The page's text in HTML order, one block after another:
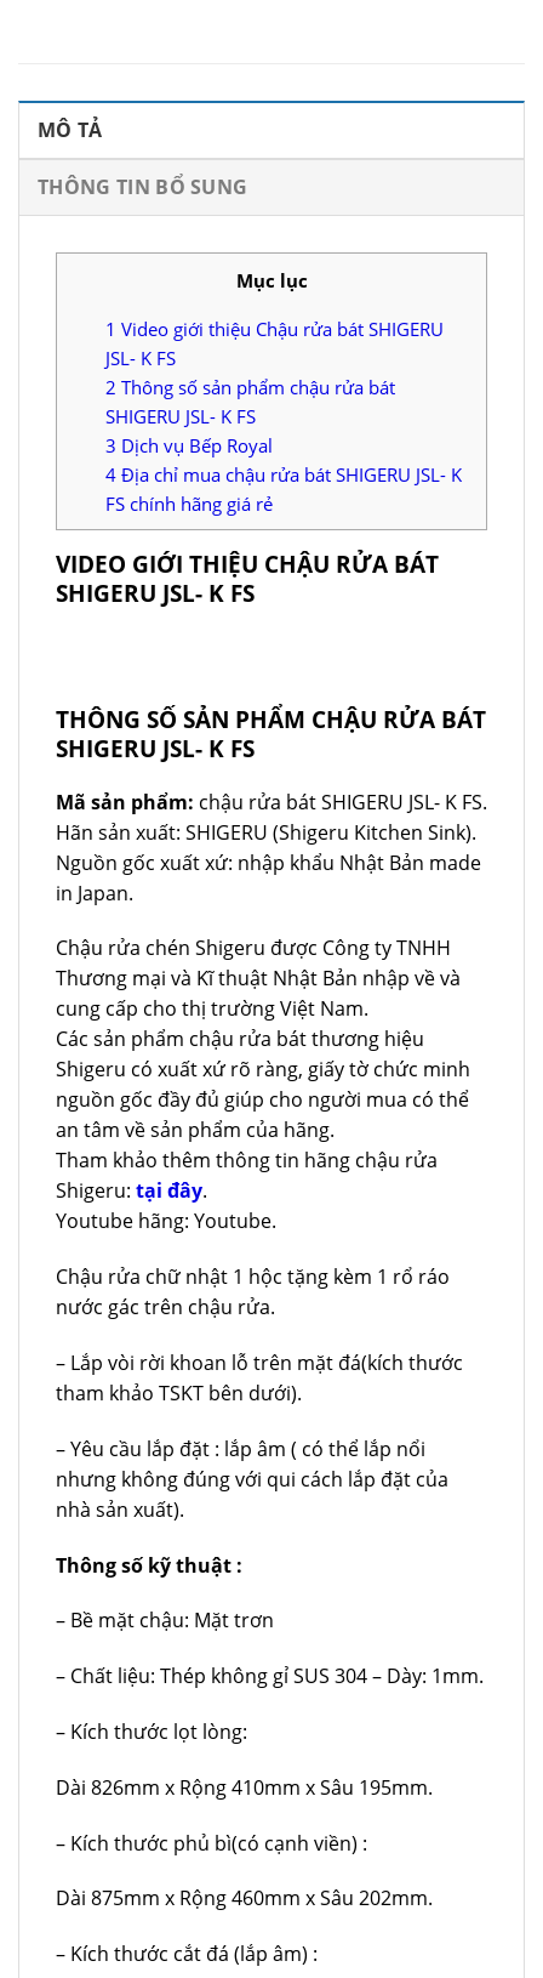
MÔ TẢ
THÔNG TIN BỔ SUNG
Mục lục
1 Video giới thiệu Chậu rửa bát SHIGERU
JSL- K FS
2 Thông số sản phẩm chậu rửa bát
SHIGERU JSL- K FS
3 Dịch vụ Bếp Royal
4 Địa chỉ mua chậu rửa bát SHIGERU JSL- K
FS chính hãng giá rẻ
VIDEO GIỚI THIỆU CHẬU RỬA BÁT
SHIGERU JSL- K FS
THÔNG SỐ SẢN PHẨM CHẬU RỬA BÁT
SHIGERU JSL- K FS
Mã sản phẩm: chậu rửa bát SHIGERU JSL- K FS.
Hãn sản xuất: SHIGERU (Shigeru Kitchen Sink).
Nguồn gốc xuất xứ: nhập khẩu Nhật Bản made
in Japan.
Chậu rửa chén Shigeru được Công ty TNHH
Thương mại và Kĩ thuật Nhật Bản nhập về và
cung cấp cho thị trường Việt Nam.
Các sản phẩm chậu rửa bát thương hiệu
Shigeru có xuất xứ rõ ràng, giấy tờ chức minh
nguồn gốc đầy đủ giúp cho người mua có thể
an tâm về sản phẩm của hãng.
Tham khảo thêm thông tin hãng chậu rửa
Shigeru: tại đây.
Youtube hãng: Youtube.
Chậu rửa chữ nhật 1 hộc tặng kèm 1 rổ ráo
nước gác trên chậu rửa.
– Lắp vòi rời khoan lỗ trên mặt đá(kích thước
tham khảo TSKT bên dưới).
– Yêu cầu lắp đặt : lắp âm ( có thể lắp nổi
nhưng không đúng với qui cách lắp đặt của
nhà sản xuất).
Thông số kỹ thuật :
– Bề mặt chậu: Mặt trơn
– Chất liệu: Thép không gỉ SUS 304 – Dày: 1mm.
– Kích thước lọt lòng:
Dài 826mm x Rộng 410mm x Sâu 195mm.
– Kích thước phủ bì(có cạnh viền) :
Dài 875mm x Rộng 460mm x Sâu 202mm.
– Kích thước cắt đá (lắp âm) :